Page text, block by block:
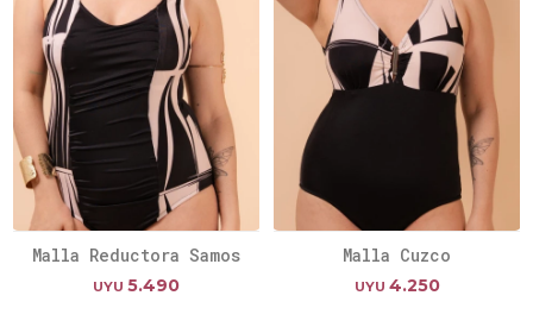
Malla Reductora Samos
UYU 5.490
Malla Cuzco
UYU 4.250